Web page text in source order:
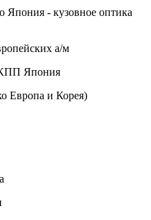
Япония - кузовное оптика
а/м
Япония
Европа и Корея)